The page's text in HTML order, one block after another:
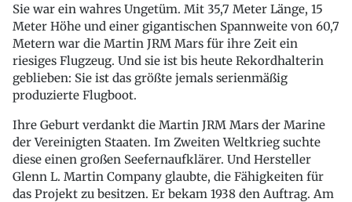
Sie war ein wahres Ungetüm. Mit 35,7 Meter Länge, 15
Meter Höhe und einer gigantischen Spannweite von 60,7
Metern war die Martin JRM Mars für ihre Zeit ein
riesiges Flugzeug. Und sie ist bis heute Rekordhalterin
geblieben: Sie ist das größte jemals serienmäßig
produzierte Flugboot.
Ihre Geburt verdankt die Martin JRM Mars der Marine
der Vereinigten Staaten. Im Zweiten Weltkrieg suchte
diese einen großen Seefernaufklärer. Und Hersteller
Glenn L. Martin Company glaubte, die Fähigkeiten für
das Projekt zu besitzen. Er bekam 1938 den Auftrag. Am